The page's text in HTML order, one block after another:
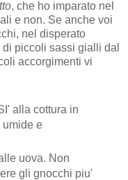
, che ho imparato nel
e non. Se anche voi
nel disperato
piccoli sassi gialli dal
accorgimenti vi
alla cottura in
umide e
uova. Non
gli gnocchi piu'